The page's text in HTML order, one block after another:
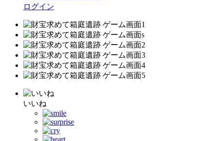
ログイン
いいね